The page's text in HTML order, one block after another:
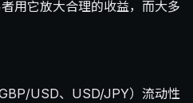
用它放大合理的收益，而大多
USD、USD/JPY）流动性